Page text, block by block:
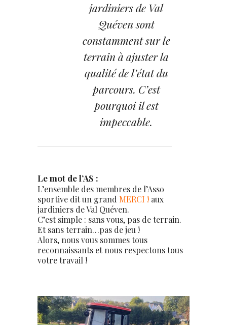
jardiniers de Val
Quéven sont
constamment sur le
terrain à ajuster la
qualité de l’état du
parcours. C’est
pourquoi il est
impeccable.
Le mot de l’AS :
L’ensemble des membres de l’Asso
sportive dit un grand MERCI ! aux
jardiniers de Val Quéven.
C’est simple : sans vous, pas de terrain.
Et sans terrain…pas de jeu !
Alors, nous vous sommes tous
reconnaissants et nous respectons tous
votre travail !